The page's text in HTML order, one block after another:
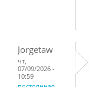
Jorgetaw
чт,
07/09/2026 -
10:59